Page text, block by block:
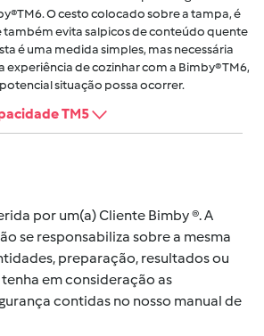
O cesto colocado sobre a tampa, é
também evita salpicos de conteúdo quente
é uma medida simples, mas necessária
experiência de cozinhar com a Bimby® TM6,
situação possa ocorrer.
TM5
por um(a) Cliente Bimby ®. A
se responsabiliza sobre a mesma
preparação, resultados ou
tenha em consideração as
contidas no nosso manual de